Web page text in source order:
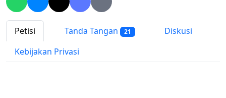
Petisi Tanda Tangan 21
Diskusi
Kebijakan Privasi